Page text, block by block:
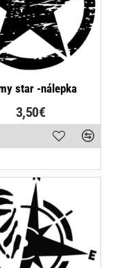
star -nálepka
3,50€